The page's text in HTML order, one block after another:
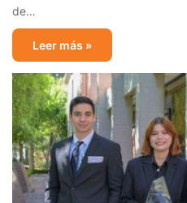
de…
Leer más »